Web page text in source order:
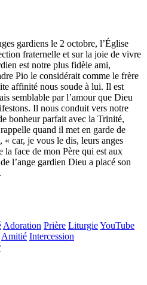
gardiens le 2 octobre, l’Église
fraternelle et sur la joie de vivre
est notre plus fidèle ami,
Pio le considérait comme le frère
affinité nous soude à lui. Il est
semblable par l’amour que Dieu
Il nous conduit vers notre
bonheur parfait avec la Trinité,
quand il met en garde de
« car, je vous le dis, leurs anges
la face de mon Père qui est aux
l’ange gardien Dieu a placé son
Adoration Prière LiturgieYouTube
Amitié Intercession